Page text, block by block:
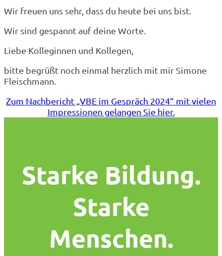
Wir freuen uns sehr, dass du heute bei uns bist.
Wir sind gespannt auf deine Worte.
Liebe Kolleginnen und Kollegen,
bitte begrüßt noch einmal herzlich mit mir Simone
Fleischmann.
Zum Nachbericht „VBE im Gespräch 2024“ mit vielen
Impressionen gelangen Sie hier.
Starke Bildung.
Starke
Menschen.